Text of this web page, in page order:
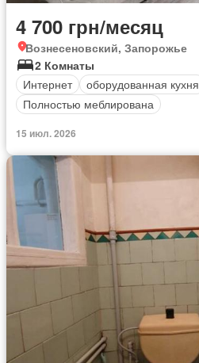
4 700 грн/месяц
Вознесеновский, Запорожье
2 Комнаты
Интернет
оборудованная кухня
Полностью меблирована
15 июл. 2026